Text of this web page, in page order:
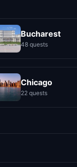
Bucharest
48 quests
Chicago
22 quests